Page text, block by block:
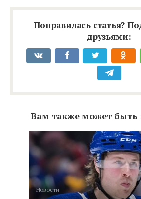
Понравилась статья?
друзьями:
Вам также может быть
Новости